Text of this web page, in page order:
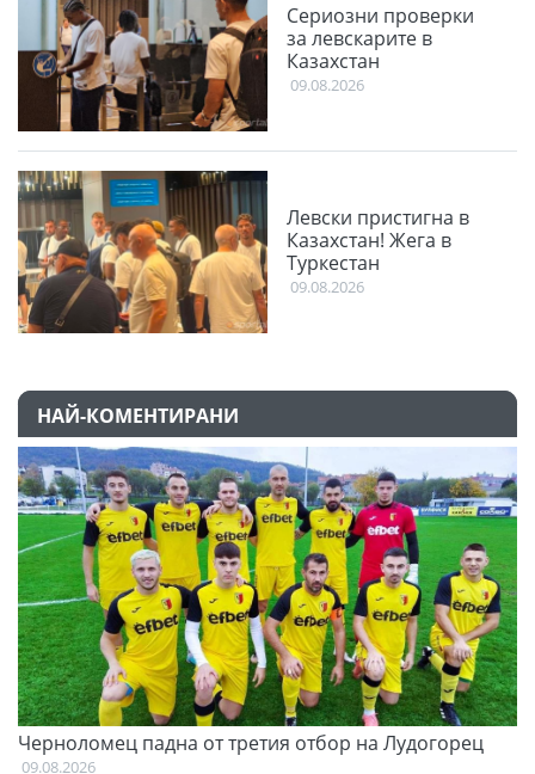
Сериозни проверки
за левскарите в
Казахстан
09.08.2026
Левски пристигна в
Казахстан! Жега в
Туркестан
09.08.2026
НАЙ-КОМЕНТИРАНИ
Черноломец падна от третия отбор на Лудогорец
09.08.2026